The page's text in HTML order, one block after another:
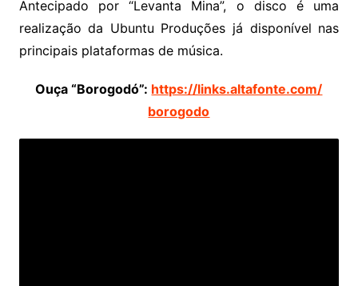
Antecipado por “Levanta Mina”, o disco é uma
realização da Ubuntu Produções já disponível nas
principais plataformas de música.
Ouça “Borogodó”: https://links.altafonte.com/
borogodo